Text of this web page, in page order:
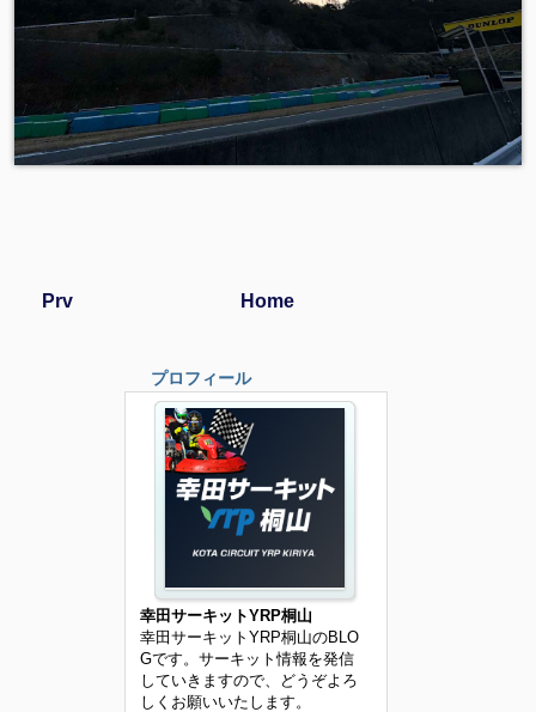
Prv Home
プロフィール
幸田サーキットYRP桐山
幸田サーキットYRP桐山のBLO
Gです。サーキット情報を発信
していきますので、どうぞよろ
しくお願いいたします。